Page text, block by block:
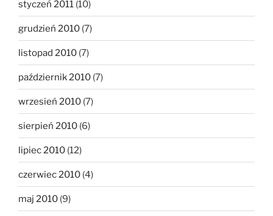
styczeń 2011 (10)
grudzień 2010 (7)
listopad 2010 (7)
październik 2010 (7)
wrzesień 2010 (7)
sierpień 2010 (6)
lipiec 2010 (12)
czerwiec 2010 (4)
maj 2010 (9)